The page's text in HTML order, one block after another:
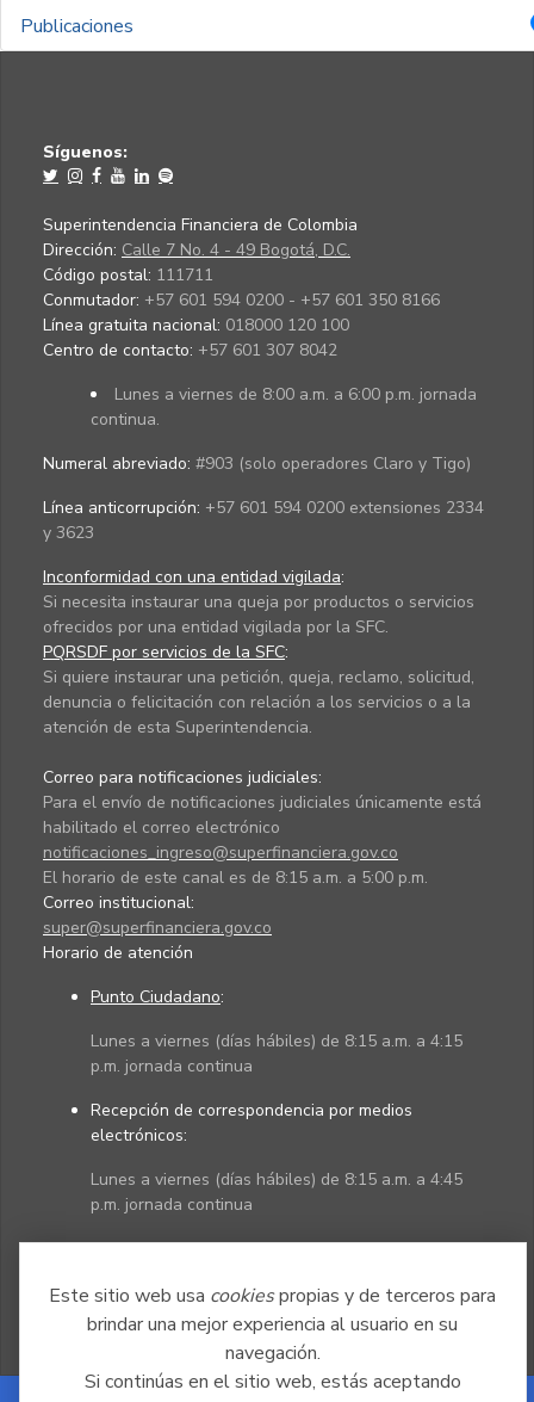
Este sitio web usa cookiespropias y de terceros para
brindar una mejor experiencia al usuario en su
navegación.
Si continúas en el sitio web, estás aceptando
Publicaciones
Síguenos:
Superintendencia Financiera de Colombia
Dirección: Calle 7 No. 4 - 49 Bogotá, D.C.
Código postal: 111711
Conmutador: +57 601 594 0200 - +57 601 350 8166
Línea gratuita nacional: 018000 120 100
Centro de contacto: +57 601 307 8042
Lunes a viernes de 8:00 a.m. a 6:00 p.m. jornada
continua.
Numeral abreviado: #903 (solo operadores Claro y Tigo)
Línea anticorrupción: +57 601 594 0200 extensiones 2334
y 3623
Inconformidad con una entidad vigilada:
Si necesita instaurar una queja por productos o servicios
ofrecidos por una entidad vigilada por la SFC.
PQRSDF por servicios de la SFC:
Si quiere instaurar una petición, queja, reclamo, solicitud,
denuncia o felicitación con relación a los servicios o a la
atención de esta Superintendencia.
Correo para notificaciones judiciales:
Para el envío de notificaciones judiciales únicamente está
habilitado el correo electrónico
notificaciones_ingreso@superfinanciera.gov.co
El horario de este canal es de 8:15 a.m. a 5:00 p.m.
Correo institucional:
super@superfinanciera.gov.co
Horario de atención
Punto Ciudadano:
Lunes a viernes (días hábiles) de 8:15 a.m. a 4:15
p.m. jornada continua
Recepción de correspondencia por medios
electrónicos:
Lunes a viernes (días hábiles) de 8:15 a.m. a 4:45
p.m. jornada continua